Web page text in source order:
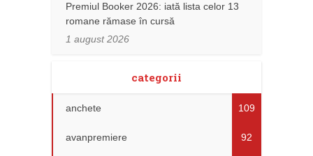
Premiul Booker 2026: iată lista celor 13
romane rămase în cursă
1 august 2026
categorii
anchete 109
avanpremiere 92